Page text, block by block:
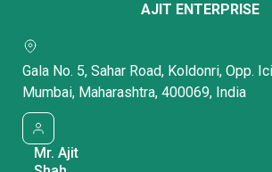
AJIT ENTERPRISE
Gala No. 5, Sahar Road, Koldonri, Opp.
Mumbai, Maharashtra, 400069, India
Mr. Ajit